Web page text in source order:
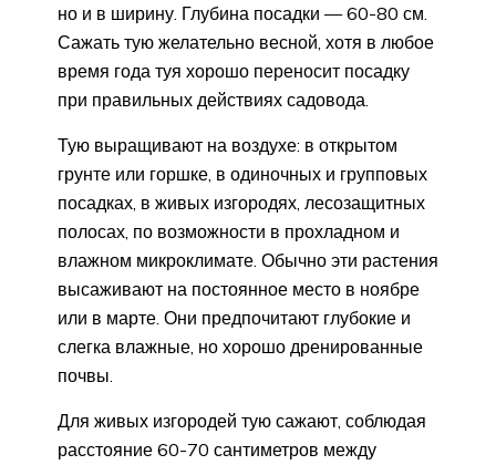
но и в ширину. Глубина посадки — 60-80 см.
Сажать тую желательно весной, хотя в любое
время года туя хорошо переносит посадку
при правильных действиях садовода.
Тую выращивают на воздухе: в открытом
грунте или горшке, в одиночных и групповых
посадках, в живых изгородях, лесозащитных
полосах, по возможности в прохладном и
влажном микроклимате. Обычно эти растения
высаживают на постоянное место в ноябре
или в марте. Они предпочитают глубокие и
слегка влажные, но хорошо дренированные
почвы.
Для живых изгородей тую сажают, соблюдая
расстояние 60-70 сантиметров между